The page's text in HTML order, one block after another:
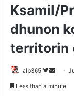
Ksamil/
dhunon
territorin
alb365
Follow
Send
Less than a minute